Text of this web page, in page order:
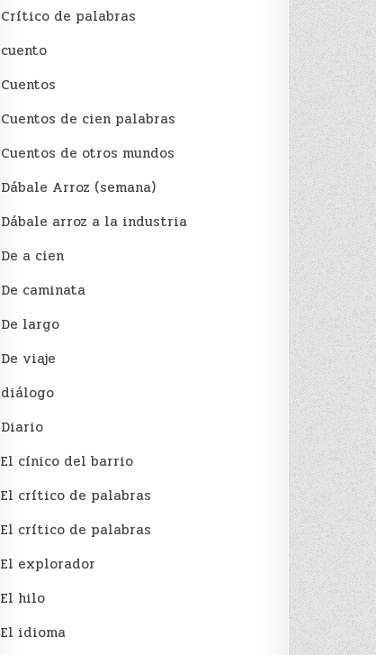
Crítico de palabras
cuento
Cuentos
Cuentos de cien palabras
Cuentos de otros mundos
Dábale Arroz (semana)
Dábale arroz a la industria
De a cien
De caminata
De largo
De viaje
diálogo
Diario
El cínico del barrio
El crí­tico de palabras
El crí­tico de palabras
El explorador
El hilo
El idioma